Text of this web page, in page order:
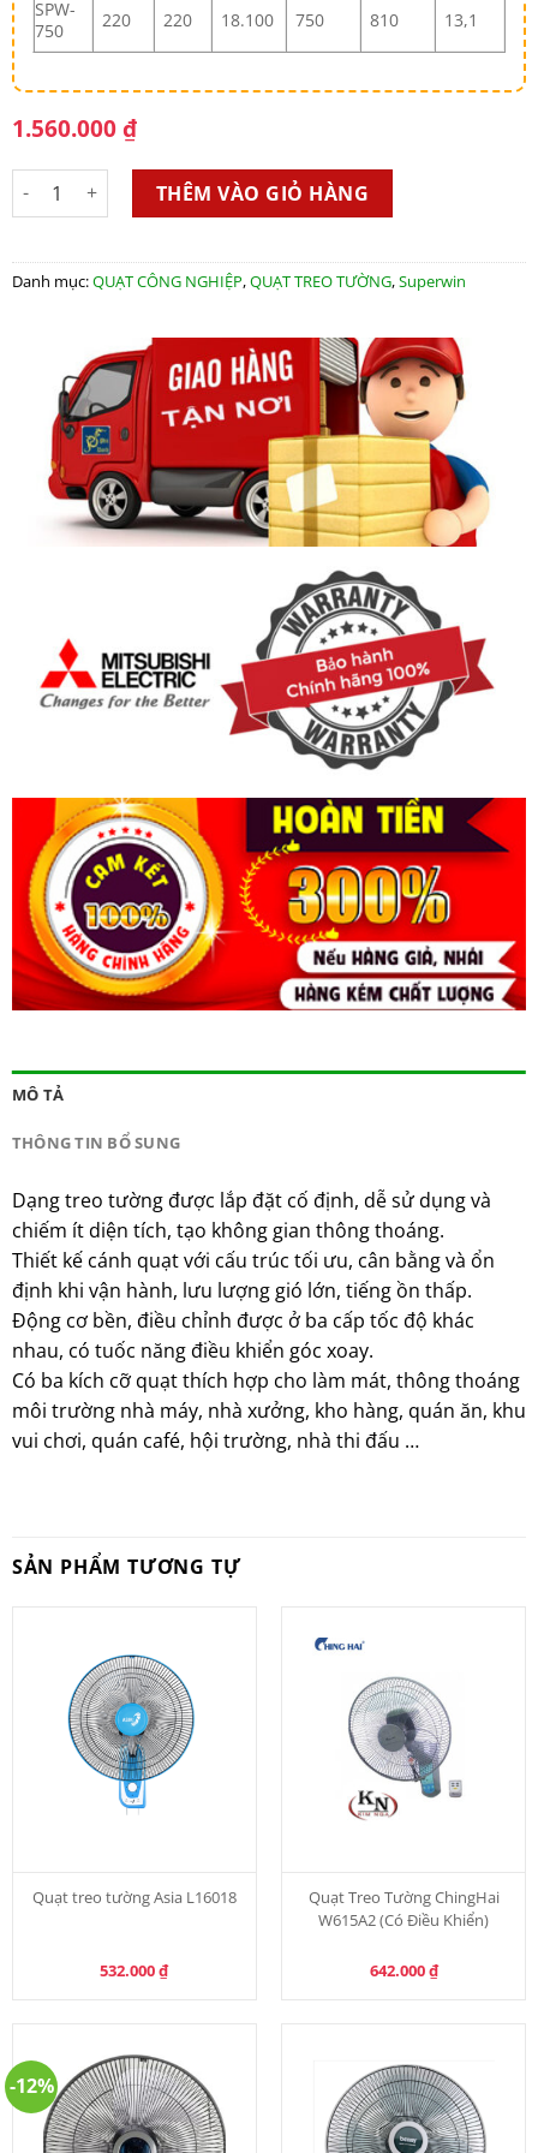
SPW-
750
220 220 18.100 750 810 13,1
1.560.000₫
QUẠT TREO TƯỜNG SUPERWIN SPW750 TW số lượng
THÊM VÀO GIỎ HÀNG
Danh mục:QUẠT CÔNG NGHIỆP,QUẠT TREO TƯỜNG,Superwin
MÔ TẢ
THÔNG TIN BỔ SUNG
Dạng treo tường được lắp đặt cố định, dễ sử dụng và
chiếm ít diện tích, tạo không gian thông thoáng.
Thiết kế cánh quạt với cấu trúc tối ưu, cân bằng và ổn
định khi vận hành, lưu lượng gió lớn, tiếng ồn thấp.
Động cơ bền, điều chỉnh được ở ba cấp tốc độ khác
nhau, có tuốc năng điều khiển góc xoay.
Có ba kích cỡ quạt thích hợp cho làm mát, thông thoáng
môi trường nhà máy, nhà xưởng, kho hàng, quán ăn, khu
vui chơi, quán café, hội trường, nhà thi đấu …
SẢN PHẨM TƯƠNG TỰ
Quạt treo tường Asia L16018
532.000₫
Quạt Treo Tường ChingHai
W615A2 (Có Điều Khiển)
642.000₫
-12%